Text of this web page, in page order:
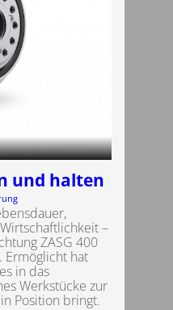
und halten
–
ZASG 400
Ermöglicht hat
in das
Werkstücke zur
Position bringt.